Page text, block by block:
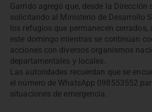
Garrido agregó que, desde la Dirección
solicitando al Ministerio de Desarrollo
los refugios que permanecen cerrados,
este domingo mientras se continúan
acciones con diversos organismos
departamentales y locales.
Las autoridades recuerdan que se
el número de WhatsApp 098553552
situaciones de emergencia.